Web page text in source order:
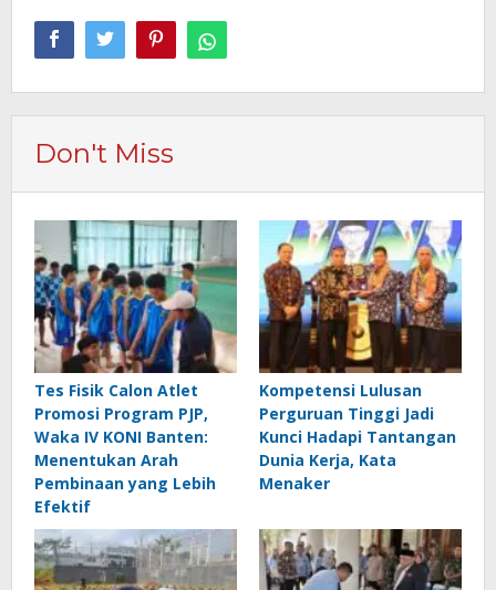
Don't Miss
Tes Fisik Calon Atlet
Promosi Program PJP,
Waka IV KONI Banten:
Menentukan Arah
Pembinaan yang Lebih
Efektif
Kompetensi Lulusan
Perguruan Tinggi Jadi
Kunci Hadapi Tantangan
Dunia Kerja, Kata
Menaker